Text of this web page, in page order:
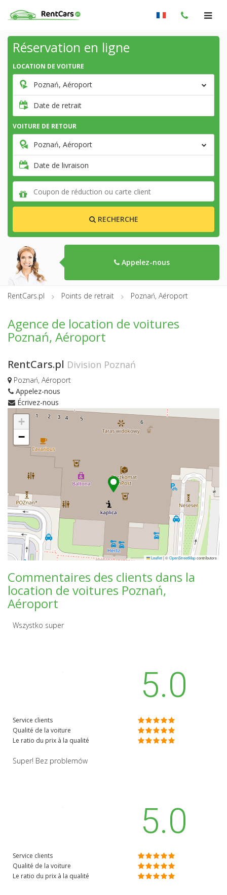
Réservation en ligne
LOCATION DE VOITURE
Poznań, Aéroport
Date de retrait
VOITURE DE RETOUR
Poznań, Aéroport
Date de livraison
RECHERCHE
Appelez-nous
RentCars.pl Points de retrait Poznań, Aéroport
Agence de location de voitures
Poznań, Aéroport
RentCars.pl Division Poznań
Poznań, Aéroport
Appelez-nous
Écrivez-nous
+
−
Leaflet|©OpenStreetMapcontributors
Commentaires des clients dans la
location de voitures Poznań,
Aéroport
Wszystko super
5.0
Service clients
Qualité de la voiture
Le ratio du prix à la qualité
Super! Bez problemów
5.0
Service clients
Qualité de la voiture
Le ratio du prix à la qualité